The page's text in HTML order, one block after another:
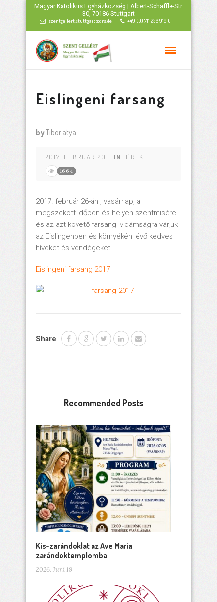
Magyar Katolikus Egyházközség | Albert-Schäffle-Str.
30, 70186 Stuttgart
szentgellert.stuttgart@drs.de +49 (0) 711 236 919 0
Eislingeni farsang
byTibor atya
2017. FEBRUAR 20 IN HÍREK
1664
2017. február 26-án , vasárnap, a
megszokott időben és helyen szentmisére
és az azt követő farsangi vidámságra várjuk
az Eislingenben és környékén lévő kedves
híveket és vendégeket.
Eislingeni farsang 2017
Share
Recommended Posts
Kis-zarándoklat az Ave Maria
zarándoktemplomba
2026. Juni 19